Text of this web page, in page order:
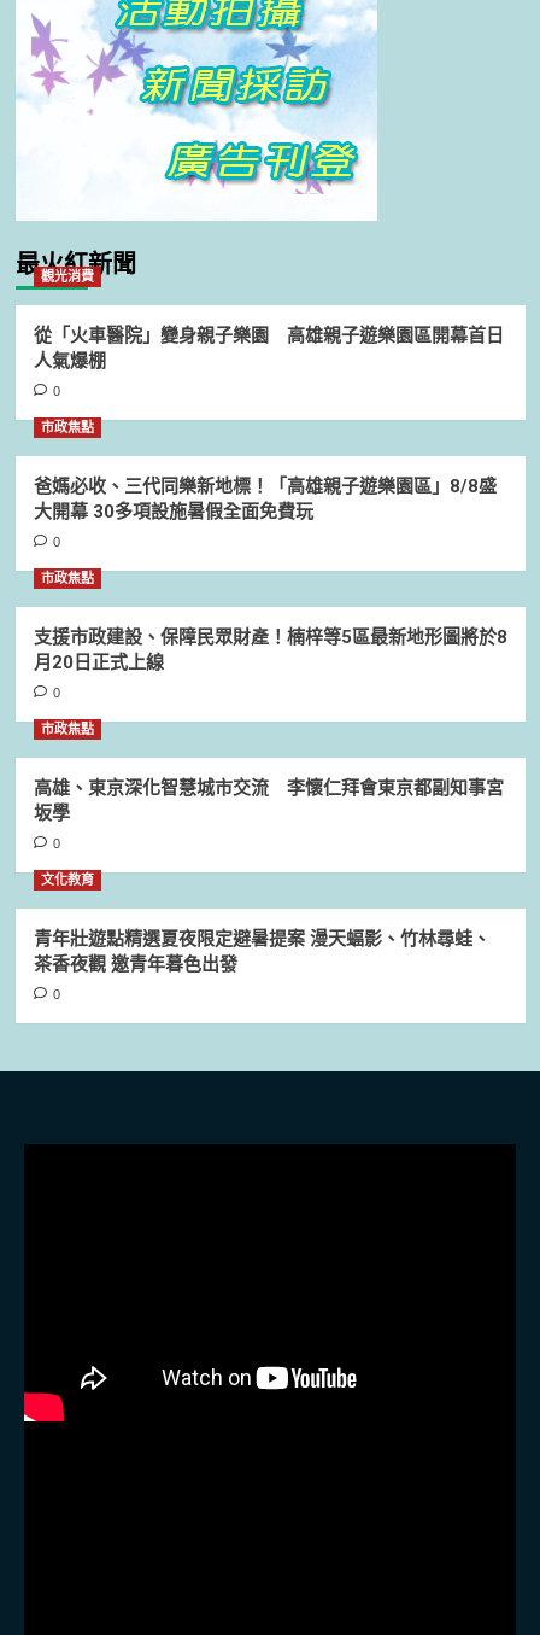
最火紅新聞
觀光消費
從「火車醫院」變身親子樂園 高雄親子遊樂園區開幕首日
人氣爆棚
0
市政焦點
爸媽必收、三代同樂新地標！「高雄親子遊樂園區」8/8盛
大開幕 30多項設施暑假全面免費玩
0
市政焦點
支援市政建設、保障民眾財產！楠梓等5區最新地形圖將於8
月20日正式上線
0
市政焦點
高雄、東京深化智慧城市交流 李懷仁拜會東京都副知事宮
坂學
0
文化教育
青年壯遊點精選夏夜限定避暑提案 漫天蝠影、竹林尋蛙、
茶香夜觀 邀青年暮色出發
0